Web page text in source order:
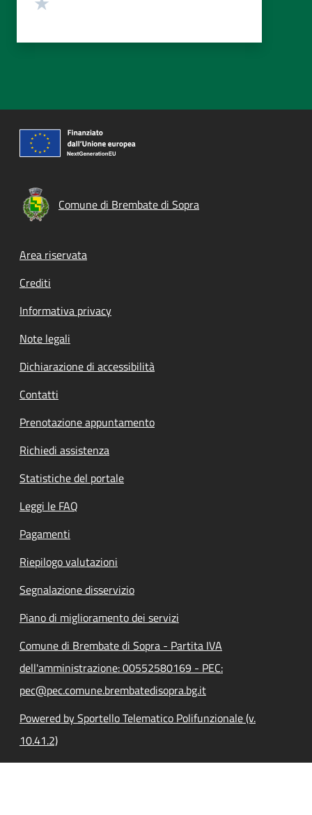
Comune di Brembate di Sopra
Footer menu
Area riservata
Crediti
Informativa privacy
Note legali
Dichiarazione di accessibilità
Contatti
Prenotazione appuntamento
Richiedi assistenza
Statistiche del portale
Leggi le FAQ
Pagamenti
Riepilogo valutazioni
Segnalazione disservizio
Piano di miglioramento dei servizi
Comune di Brembate di Sopra - Partita IVA
dell'amministrazione: 00552580169 - PEC:
pec@pec.comune.brembatedisopra.bg.it
Powered by Sportello Telematico Polifunzionale (v.
10.41.2)